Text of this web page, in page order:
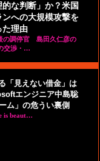
的な判断」か？米国
ンへの大規模攻撃を
た理由
の調停官 島田久仁彦の
交渉・…
「見えない借金」は
エンジニア中島聡
ム」の危うい裏側
is beaut…